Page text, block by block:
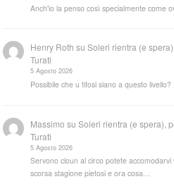
Anch'io la penso così specialmente come
Henry Roth suSoleri rientra (e
Turati
5 Agosto 2026
Possibile che u tifosi siano a questo livello?
Massimo suSoleri rientra (e spera),
Turati
5 Agosto 2026
Servono cloun al circo potete
scorsa stagione pietosi e ora cosa…